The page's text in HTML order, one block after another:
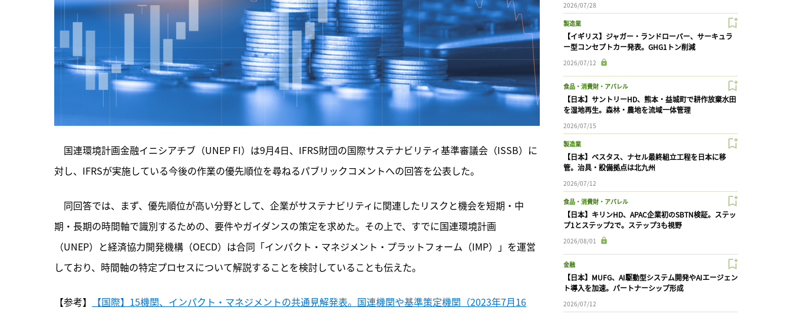
国連環境計画金融イニシアチブ（UNEP FI）は9月4日、IFRS財団の国際サステナビリティ基準審議会（ISSB）に
対し、IFRSが実施している今後の作業の優先順位を尋ねるパブリックコメントへの回答を公表した。
同回答では、 まず、優先順位が高い分野として、企業がサステナビリティに関連したリスクと機会を短期・中
期・長期の時間軸で識別するための、要件やガイダンスの策定を求めた。その上で、すでに国連環境計画
（UNEP）と経済協力開発機構（OECD）は合同「インパクト・マネジメント・プラットフォーム（IMP）」を運営
しており、時間軸の特定プロセスについて解説することを検討していることも伝えた。
【参考】
【国際】15機関、インパクト・マネジメントの共通見解発表。国連機関や基準策定機関（2023年7月16
2026/07/28
製造業
【イギリス】ジャガー・ランドローバー、サーキュラ
ー型コンセプトカー発表。GHG1トン削減
2026/07/12
食品・消費財・アパレル
【日本】サントリーHD、熊本・益城町で耕作放棄水田
を湿地再生。森林・農地を流域一体管理
2026/07/15
製造業
【日本】ベスタス、ナセル最終組立工程を日本に移
管。治具・設備拠点は北九州
2026/07/12
食品・消費財・アパレル
【日本】キリンHD、APAC企業初のSBTN検証。ステッ
プ1とステップ2で。ステップ3も視野
2026/08/01
金融
【日本】MUFG、AI駆動型システム開発やAIエージェン
ト導入を加速。パートナーシップ形成
2026/07/12